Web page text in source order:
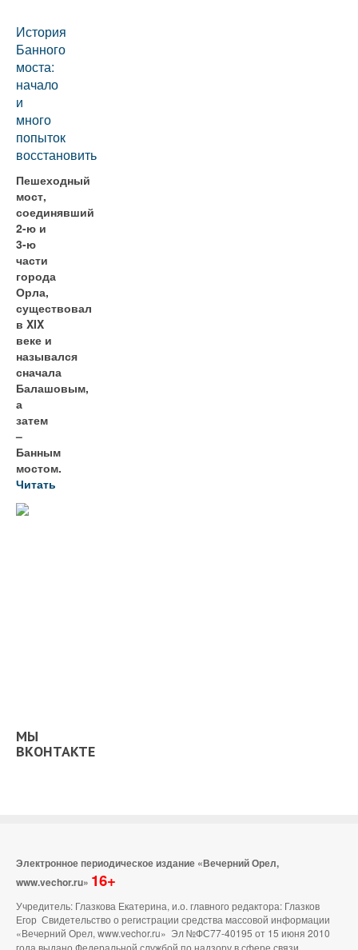
История
Банного
моста:
начало
и
много
попыток
восстановить
Пешеходный
мост,
соединявший
2-ю и
3-ю
части
города
Орла,
существовал
в XIX
веке и
назывался
сначала
Балашовым,
а
затем
–
Банным
мостом.
Читать
МЫ
ВКОНТАКТЕ
Электронное периодическое издание «Вечерний Орел,
www.vechor.ru» 16+
Учредитель: Глазкова Екатерина, и.о. главного редактора: Глазков
Егор Свидетельство о регистрации средства массовой информации
«Вечерний Орел, www.vechor.ru» Эл №ФС77-40195 от 15 июня 2010
года выдано Федеральной службой по надзору в сфере связи,